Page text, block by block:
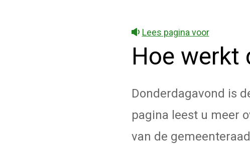
Lees pagina voor
Hoe werkt
Donderdagavond is
pagina leest u meer
van de